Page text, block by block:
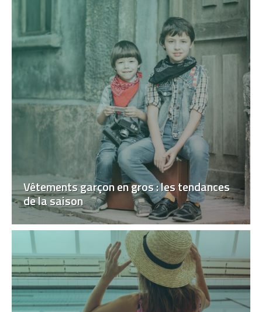
Vêtements garçon en gros : les tendances
de la saison